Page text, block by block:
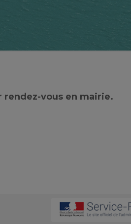
rendez-vous en mairie.